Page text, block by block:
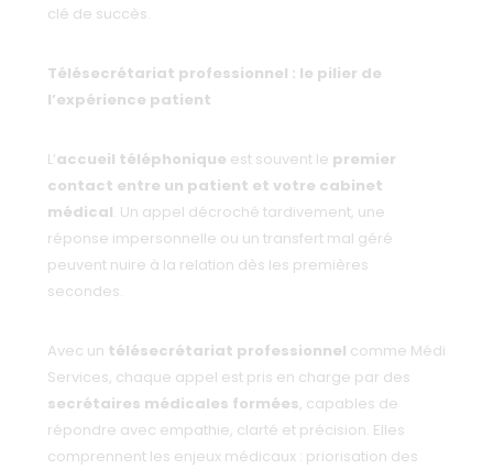
clé de succès.
Télésecrétariat professionnel : le pilier de
l’expérience patient
L’accueil téléphonique est souvent le premier
contact entre un patient et votre cabinet
médical. Un appel décroché tardivement, une
réponse impersonnelle ou un transfert mal géré
peuvent nuire à la relation dès les premières
secondes.
Avec un télésecrétariat professionnel comme Médi
Services, chaque appel est pris en charge par des
secrétaires médicales formées, capables de
répondre avec empathie, clarté et précision. Elles
comprennent les enjeux médicaux : priorisation des